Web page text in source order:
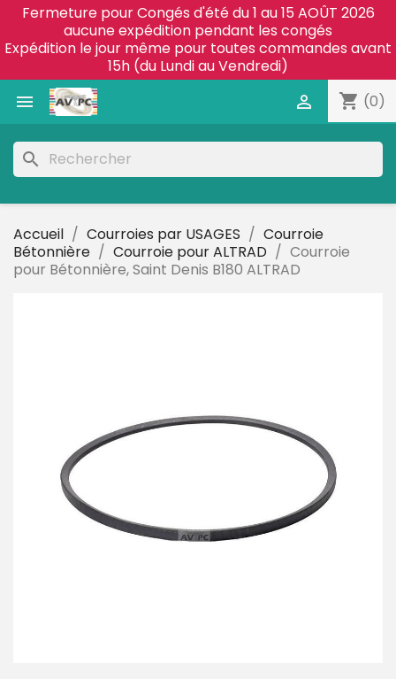
Fermeture pour Congés d'été du 1 au 15 AOÛT 2026
aucune expédition pendant les congés
Expédition le jour même pour toutes commandes avant
15h (du Lundi au Vendredi)
 shopping_cart (0)

search
Accueil Courroies par USAGES
Courroie
Bétonnière
Courroie pour ALTRAD
Courroie
pour Bétonnière, Saint Denis B180 ALTRAD